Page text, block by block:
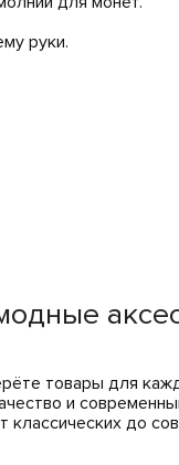
руки.
товары для
и
до